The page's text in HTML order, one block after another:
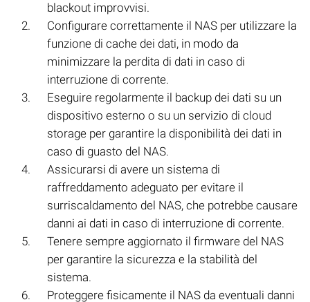
blackout improvvisi.
Configurare correttamente il NAS per utilizzare la
funzione di cache dei dati, in modo da
minimizzare la perdita di dati in caso di
interruzione di corrente.
Eseguire regolarmente il backup dei dati su un
dispositivo esterno o su un servizio di cloud
storage per garantire la disponibilità dei dati in
caso di guasto del NAS.
Assicurarsi di avere un sistema di
raffreddamento adeguato per evitare il
surriscaldamento del NAS, che potrebbe causare
danni ai dati in caso di interruzione di corrente.
Tenere sempre aggiornato il firmware del NAS
per garantire la sicurezza e la stabilità del
sistema.
Proteggere fisicamente il NAS da eventuali danni